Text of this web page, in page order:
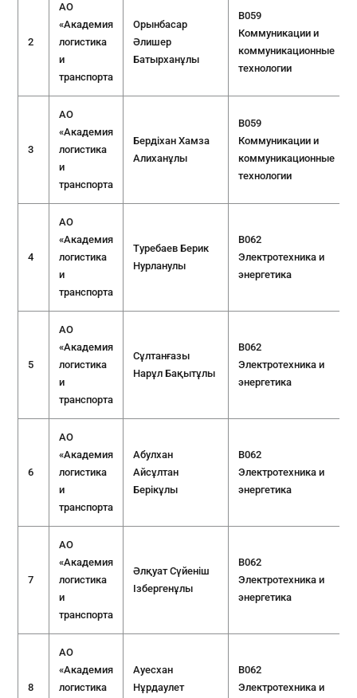
2
АО
«Академия
логистика
и
транспорта
Орынбасар
Әлишер
Батырханұлы
B059
Коммуникации и
коммуникационные
технологии
3
АО
«Академия
логистика
и
транспорта
Бердіхан Хамза
Алиханұлы
B059
Коммуникации и
коммуникационные
технологии
4
АО
«Академия
логистика
и
транспорта
Туребаев Берик
Нурланулы
B062
Электротехника и
энергетика
5
АО
«Академия
логистика
и
транспорта
Сұлтанғазы
Нарұл Бақытұлы
B062
Электротехника и
энергетика
6
АО
«Академия
логистика
и
транспорта
Абулхан
Айсұлтан
Берікұлы
B062
Электротехника и
энергетика
7
АО
«Академия
логистика
и
транспорта
Әлқуат Сүйеніш
Ізбергенұлы
B062
Электротехника и
энергетика
8
АО
«Академия
логистика
Ауесхан
Нұрдаулет
B062
Электротехника и